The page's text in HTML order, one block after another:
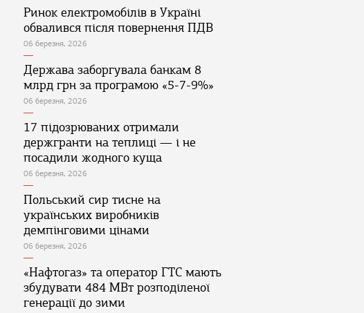
Ринок електромобілів в Україні
обвалився після повернення ПДВ
06 березня, 2026
Держава заборгувала банкам 8
млрд грн за програмою «5-7-9%»
06 березня, 2026
17 підозрюваних отримали
держгранти на теплиці — і не
посадили жодного куща
06 березня, 2026
Польський сир тисне на
українських виробників
демпінговими цінами
06 березня, 2026
«Нафтогаз» та оператор ГТС мають
збудувати 484 МВт розподіленої
генерації до зими